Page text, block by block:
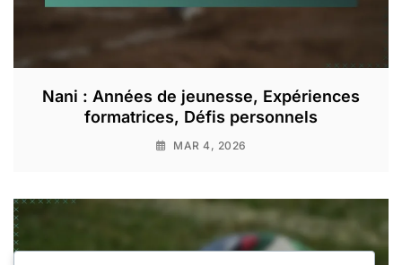
Nani : Années de jeunesse, Expériences
formatrices, Défis personnels
MAR 4, 2026